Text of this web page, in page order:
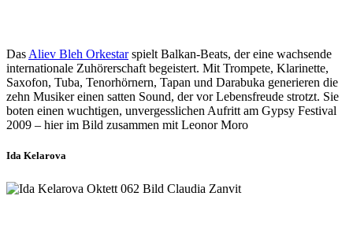
Das Aliev Bleh Orkestarspielt Balkan-Beats, der eine wachsende
internationale Zuhörerschaft begeistert. Mit Trompete, Klarinette,
Saxofon, Tuba, Tenorhörnern, Tapan und Darabuka generieren die
zehn Musiker einen satten Sound, der vor Lebensfreude strotzt. Sie
boten einen wuchtigen, unvergesslichen Aufritt am Gypsy Festival
2009 – hier im Bild zusammen mit Leonor Moro
Ida Kelarova